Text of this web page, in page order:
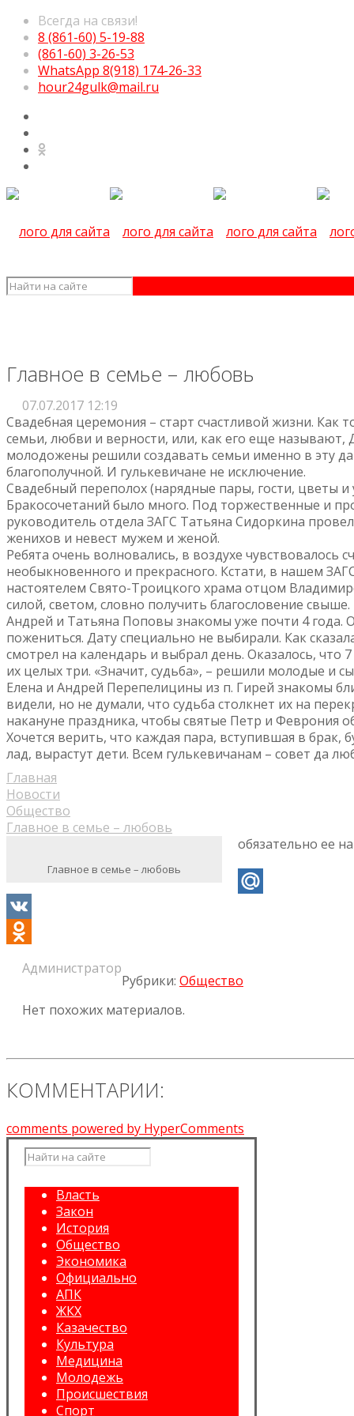
Всегда на связи!
8 (861-60) 5-19-88
(861-60) 3-26-53
WhatsApp 8(918) 174-26-33
hour24gulk@mail.ru
Главная
Новости
Общество
Главное в семье – любовь
Главное в семье – любовь
07.07.2017 12:19
Главное в семье – любовь
Свадебная церемония – старт счастливой жизни. Как
семьи, любви и верности, или, как его еще
молодожены решили создавать семьи именно в эту
благополучной. И гулькевичане не исключение.
Свадебный переполох (нарядные пары, гости, цветы
Бракосочетаний было много. Под торжественные и
руководитель отдела ЗАГС Татьяна Сидоркина
женихов и невест мужем и женой.
Ребята очень волновались, в воздухе чувствовалось
необыкновенного и прекрасного. Кстати, в нашем
настоятелем Свято-Троицкого храма отцом
силой, светом, словно получить благословение свыше.
Андрей и Татьяна Поповы знакомы уже почти 4
пожениться. Дату специально не выбирали. Как
смотрел на календарь и выбрал день. Оказалось,
их целых три. «Значит, судьба», – решили молодые и
Елена и Андрей Перепелицины из п. Гирей знакомы
видели, но не думали, что судьба столкнет их на
накануне праздника, чтобы святые Петр и Феврония
Хочется верить, что каждая пара, вступившая в брак,
лад, вырастут дети. Всем гулькевичанам – совет да
обязательно ее
Mail.Ru
VK
Администратор
Рубрики: Общество
Нет похожих материалов.
КОММЕНТАРИИ:
comments powered by HyperComments
Власть
Закон
История
Общество
Экономика
Официально
АПК
ЖКХ
Казачество
Культура
Медицина
Молодежь
Происшествия
Спорт